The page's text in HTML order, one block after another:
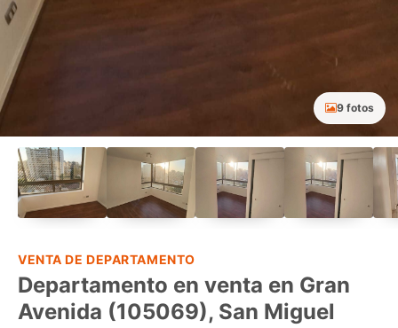
9 fotos
VENTA DE DEPARTAMENTO
Departamento en venta en Gran
Avenida (105069), San Miguel